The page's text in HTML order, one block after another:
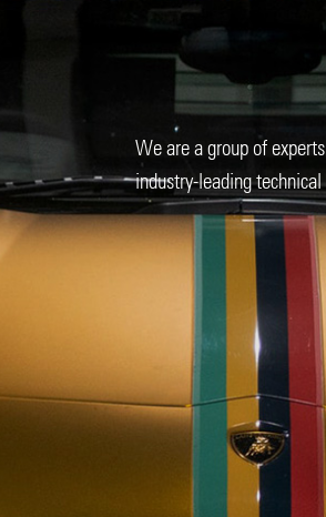
We are a group of experts
industry- ead i ng technical